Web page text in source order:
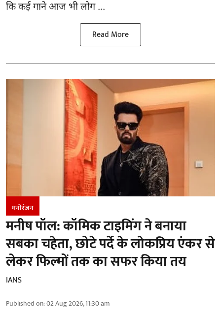
कि कई गाने आज भी लोग ...
Read More
मनोरंजन
मनीष पॉल: कॉमिक टाइमिंग ने बनाया
सबका चहेता, छोटे पर्दे के लोकप्रिय एंकर से
लेकर फिल्मों तक का सफर किया तय
IANS
Published on:02 Aug 2026, 11:30 am